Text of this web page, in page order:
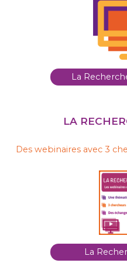
La
LA
Des webinaires avec 3
La